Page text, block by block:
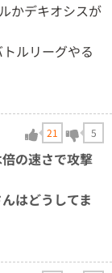
かデキオシスが
ルリーグやる
21 5
の速さで攻撃
はどうしてま